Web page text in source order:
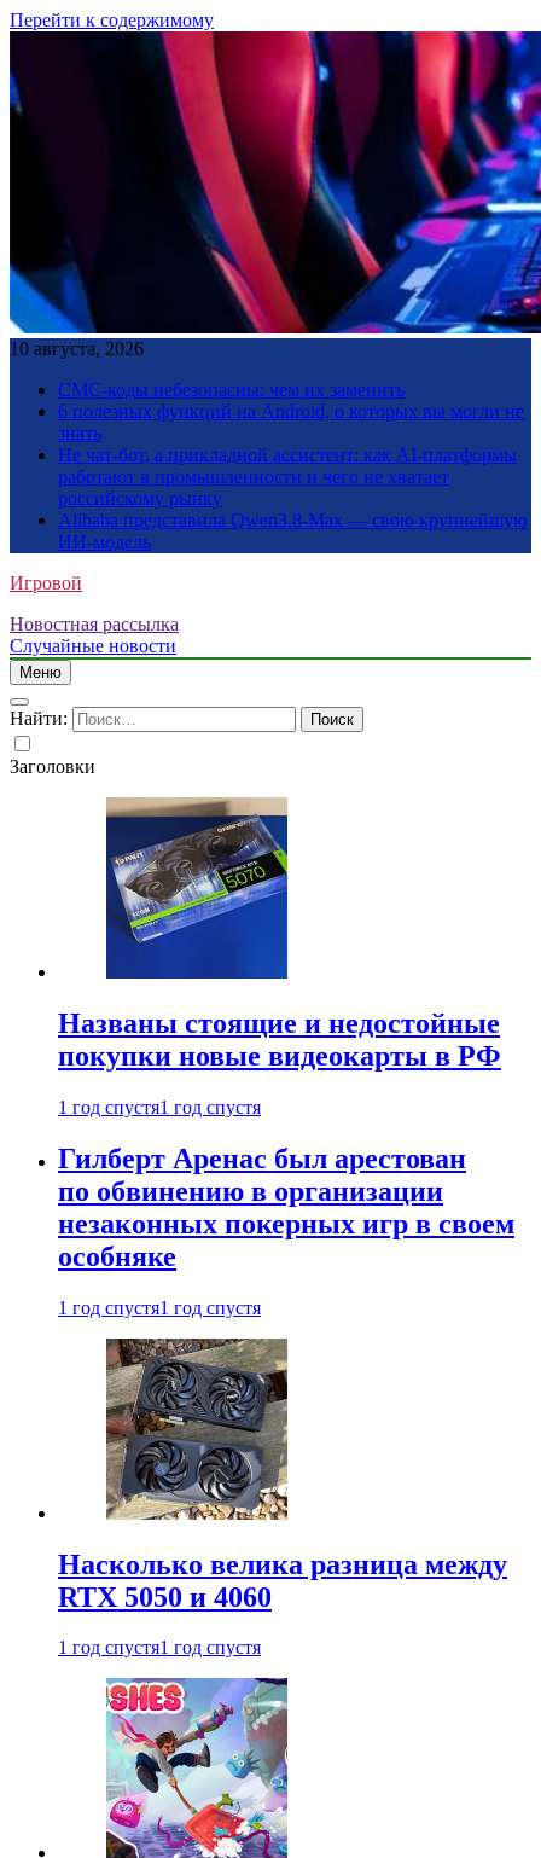
Перейти к содержимому
10 августа, 2026
СМС-коды небезопасны: чем их заменить
6 полезных функций на Android, о которых вы могли не
знать
Не чат-бот, а прикладной ассистент: как AI-платформы
работают в промышленности и чего не хватает
российскому рынку
Alibaba представила Qwen3.8-Max — свою крупнейшую
ИИ-модель
Игровой
Новостная рассылка
Случайные новости
Меню
Найти:
Заголовки
Названы стоящие и недостойные
покупки новые видеокарты в РФ
1 год спустя1 год спустя
Гилберт Аренас был арестован
по обвинению в организации
незаконных покерных игр в своем
особняке
1 год спустя1 год спустя
Насколько велика разница между
RTX 5050 и 4060
1 год спустя1 год спустя